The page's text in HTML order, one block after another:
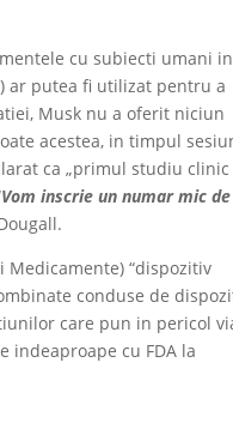
cu subiecti umani in
ar putea fi utilizat pentru a
Musk nu a oferit niciun
acestea, in timpul
ca „primul studiu clinic
Vom inscrie un numar mic de
“dispozitiv
conduse de
care pun in pericol
indeaproape cu FDA la